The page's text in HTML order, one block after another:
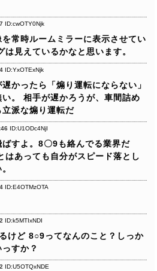
ID:cwOTY0Njk
常時ルームミラーに表示させてい
は見えているかなと思います。
ID:YxOTExNjk
かったら「煽り運転にならない」
。
相手が遅かろうが、車間詰め
派な煽り運転だ
ID:U1ODc4NjI
すよ。8〇9も絡んでる業界だ
はあっても自分がスピード落とし
ID:E4OTMzOTA
ID:k5MTIxNDI
けど 8○9ってなんのこと？しっか
すか？
ID:U5OTQxNDE